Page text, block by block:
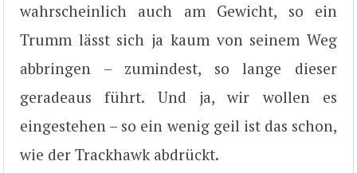
wahrscheinlich auch am Gewicht, so ein
Trumm lässt sich ja kaum von seinem Weg
abbringen – zumindest, so lange dieser
geradeaus führt. Und ja, wir wollen es
eingestehen – so ein wenig geil ist das schon,
wie der Trackhawk abdrückt.